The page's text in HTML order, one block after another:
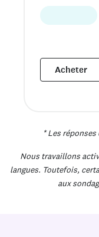
Acheter
* Les
Nous travaillons
langues. Toutefois,
aux